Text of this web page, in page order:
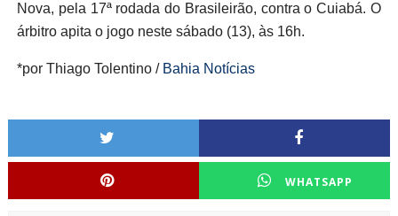
Nova, pela 17ª rodada do Brasileirão, contra o Cuiabá. O
árbitro apita o jogo neste sábado (13), às 16h.
*por Thiago Tolentino / Bahia Notícias
WHATSAPP